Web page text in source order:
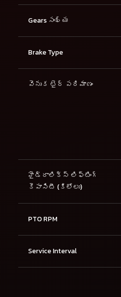
Gears సంఖ్య
Brake Type
వెనుక టైర్ పరిమాణం
హైడ్రాలిక్స్ లిఫ్టింగ్
కెపాసిటీ (కిలోలు)
PTO RPM
Service Interval